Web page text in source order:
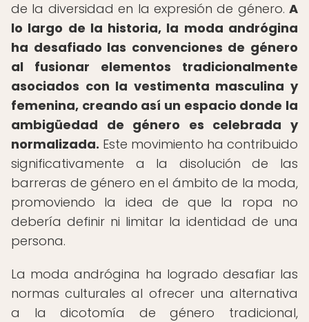
de la diversidad en la expresión de género. A
lo largo de la historia, la moda andrógina
ha desafiado las convenciones de género
al fusionar elementos tradicionalmente
asociados con la vestimenta masculina y
femenina, creando así un espacio donde la
ambigüedad de género es celebrada y
normalizada. Este movimiento ha contribuido
significativamente a la disolución de las
barreras de género en el ámbito de la moda,
promoviendo la idea de que la ropa no
debería definir ni limitar la identidad de una
persona.
La moda andrógina ha logrado desafiar las
normas culturales al ofrecer una alternativa
a la dicotomía de género tradicional,